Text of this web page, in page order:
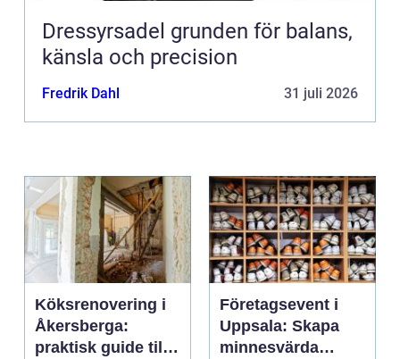
Dressyrsadel grunden för balans,
känsla och precision
Fredrik Dahl 31 juli 2026
Köksrenovering i
Åkersberga:
praktisk guide till
Företagsevent i
Uppsala: Skapa
minnesvärda